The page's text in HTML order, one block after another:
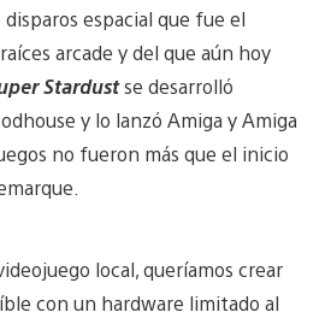
disparos espacial que fue el
arcade y del que aún hoy
Stardustse desarrolló
y lo lanzó Amiga y Amiga
no fueron más que el inicio
local, queríamos crear
con un hardware limitado al